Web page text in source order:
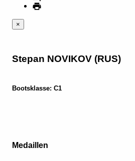
×
Stepan NOVIKOV (RUS)
Bootsklasse: C1
Medaillen